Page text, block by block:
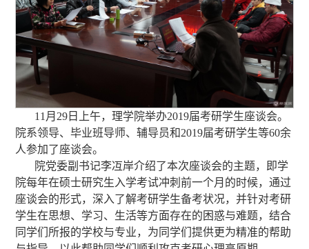
11月29日上午，理学院举办2019届考研学生座谈会。
院系领导、毕业班导师、辅导员和2019届考研学生等60余
人参加了座谈会。
院党委副书记李冱岸介绍了本次座谈会的主题，即学
院每年在硕士研究生入学考试冲刺前一个月的时候，通过
座谈会的形式，深入了解考研学生备考状况，并针对考研
学生在思想、学习、生活等方面存在的困惑与难题，结合
同学们所报的学校与专业，为同学们提供更为精准的帮助